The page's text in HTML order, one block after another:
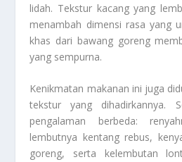
lidah. Tekstur kacang yang
menambah dimensi rasa yang
khas dari bawang goreng
yang sempurna.
Kenikmatan makanan ini juga
tekstur yang dihadirkannya.
pengalaman berbeda:
lembutnya kentang rebus,
goreng, serta kelembutan